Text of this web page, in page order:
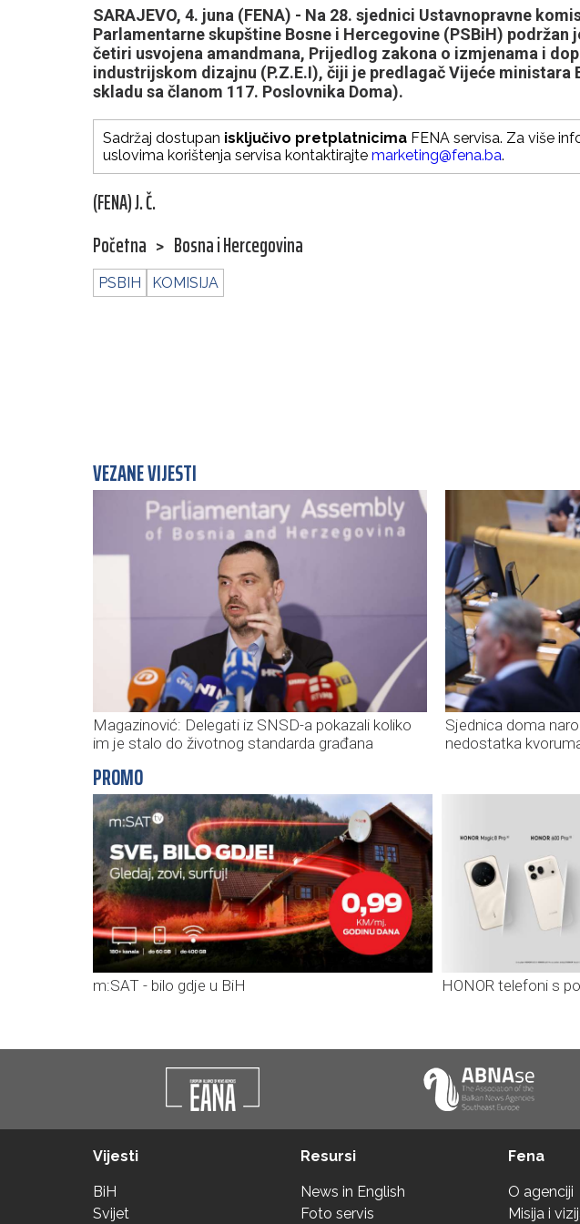
SARAJEVO, 4. juna (FENA) - Na 28. sjednici Ustavnopravne
Parlamentarne skupštine Bosne i Hercegovine (PSBiH) podržan
četiri usvojena amandmana, Prijedlog zakona o izmjenama i
industrijskom dizajnu (P.Z.E.I), čiji je predlagač Vijeće ministara
skladu sa članom 117. Poslovnika Doma).
Sadržaj dostupan isključivo pretplatnicima FENA servisa. Za više
uslovima korištenja servisa kontaktirajte marketing@fena.ba.
(FENA) J. Č.
Početna > Bosna i Hercegovina
PSBIH KOMISIJA
VEZANE VIJESTI
Magazinović: Delegati iz SNSD-a pokazali koliko
im je stalo do životnog standarda građana
Sjednica doma
nedostatka
PROMO
m:SAT - bilo gdje u BiH HONOR telefoni s
Vijesti
BiH
Svijet
Resursi
News in English
Foto servis
Fena
O agenciji
Misija i